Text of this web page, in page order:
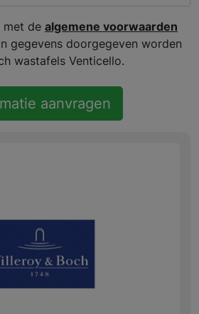
met de algemene voorwaarden
gegevens doorgegeven worden
wastafels Venticello.
aanvragen